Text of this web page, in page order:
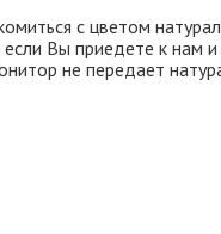
с цветом
Вы приедете к нам
не передает